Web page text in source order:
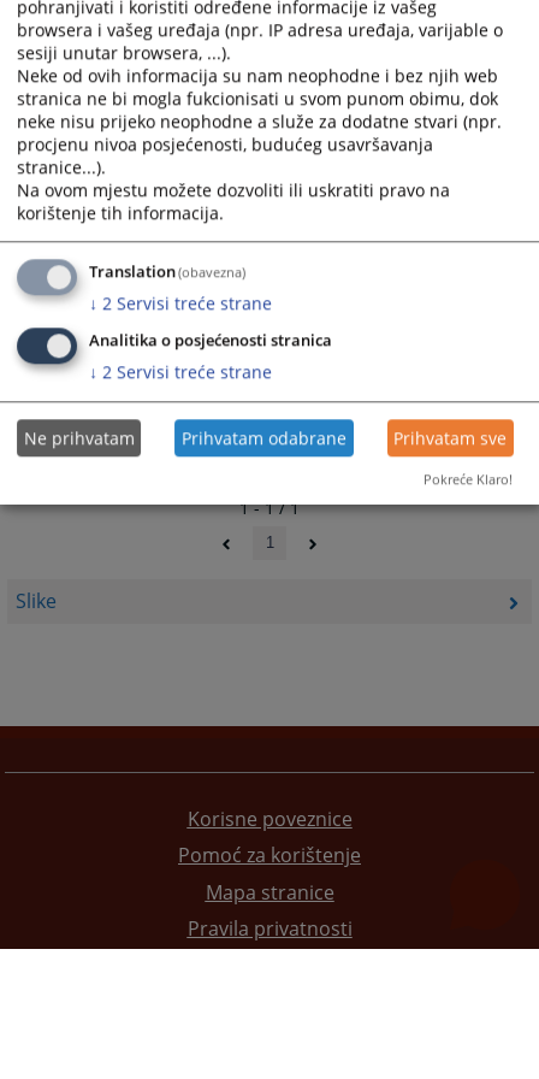
Slike
select
a
date.
Press
the
question
mark
key
get
the
keyboard
shortcuts
for
dates.
select
date.
Press
the
question
mark
keyboard
shortcuts
for
dates.
1 - 1 / 1
1
Korisne poveznice
Pomoć za korištenje
Mapa stranice
Pravila privatnosti
pohranjivati i koristiti određene informacije iz vašeg
browsera i vašeg uređaja (npr. IP adresa uređaja, varijable o
sesiji unutar browsera, ...).
Neke od ovih informacija su nam neophodne i bez njih web
stranica ne bi mogla fukcionisati u svom punom obimu, dok
neke nisu prijeko neophodne a služe za dodatne stvari (npr.
procjenu nivoa posjećenosti, budućeg usavršavanja
stranice...).
Na ovom mjestu možete dozvoliti ili uskratiti pravo na
korištenje tih informacija.
Translation(obavezna)
↓ 2 Servisi treće strane
Analitika o posjećenosti stranica
↓ 2 Servisi treće strane
Ne prihvatam Prihvatam odabrane Prihvatam sve
Pokreće Klaro!